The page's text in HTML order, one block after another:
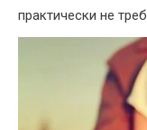
практически не